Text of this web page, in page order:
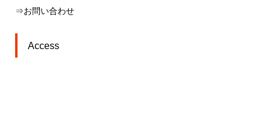
⇒お問い合わせ
Access